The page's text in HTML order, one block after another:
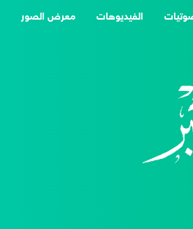
الفيديوهات معرض الصور